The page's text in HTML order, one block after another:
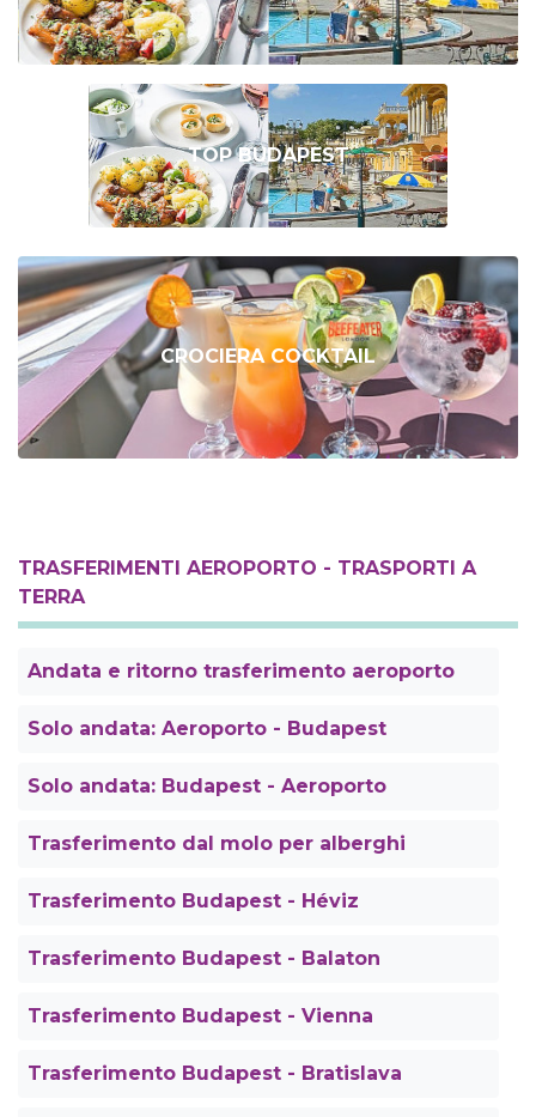
TOP BUDAPEST
CROCIERA COCKTAIL
TRASFERIMENTI AEROPORTO - TRASPORTI A
TERRA
Andata e ritorno trasferimento aeroporto
Solo andata: Aeroporto - Budapest
Solo andata: Budapest - Aeroporto
Trasferimento dal molo per alberghi
Trasferimento Budapest - Héviz
Trasferimento Budapest - Balaton
Trasferimento Budapest - Vienna
Trasferimento Budapest - Bratislava